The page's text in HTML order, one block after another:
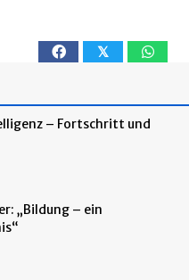
𝕏
– Fortschritt und
„Bildung – ein